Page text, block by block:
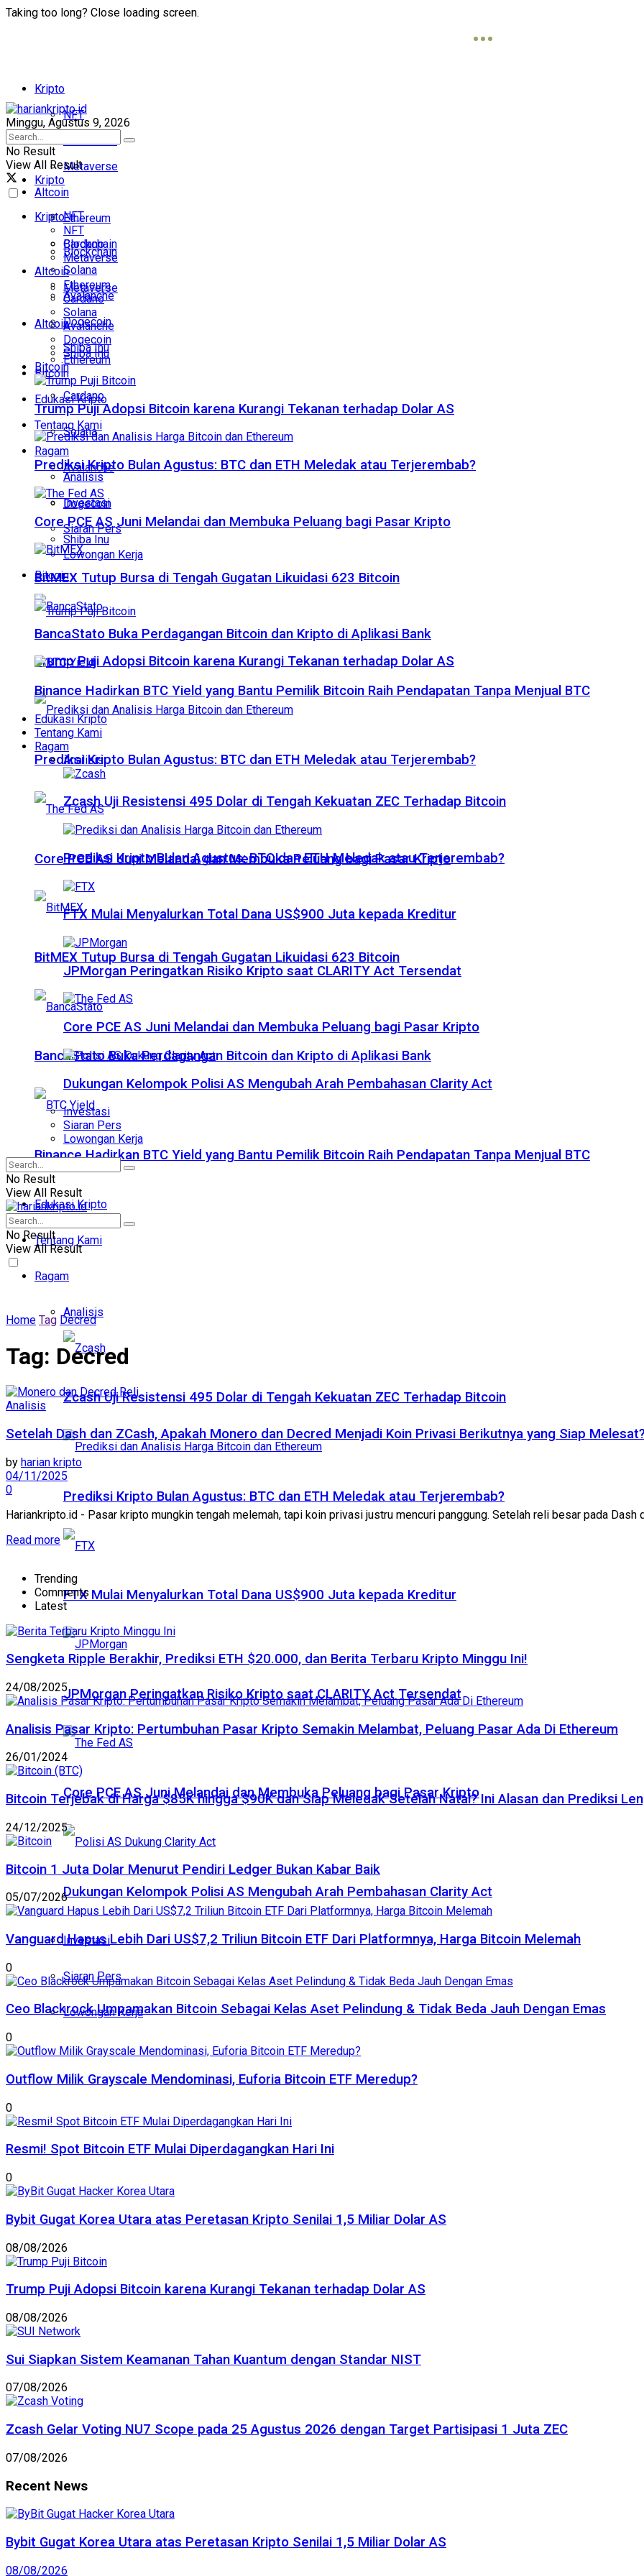
Taking too long? Close loading screen.
Kripto
NFT
Blockchain
Metaverse
Altcoin
Ethereum
Cardano
Solana
Avalanche
Dogecoin
Shiba Inu
Bitcoin
Edukasi Kripto
Tentang Kami
Ragam
Analisis
Investasi
Siaran Pers
Lowongan Kerja
Minggu, Agustus 9, 2026
No Result
View All Result
Kripto
NFT
Blockchain
Metaverse
Altcoin
Ethereum
Cardano
Solana
Avalanche
Dogecoin
Shiba Inu
Bitcoin
Trump Puji Adopsi Bitcoin karena Kurangi Tekanan terhadap Dolar AS
Prediksi Kripto Bulan Agustus: BTC dan ETH Meledak atau Terjerembab?
Core PCE AS Juni Melandai dan Membuka Peluang bagi Pasar Kripto
BitMEX Tutup Bursa di Tengah Gugatan Likuidasi 623 Bitcoin
BancaStato Buka Perdagangan Bitcoin dan Kripto di Aplikasi Bank
Binance Hadirkan BTC Yield yang Bantu Pemilik Bitcoin Raih Pendapatan Tanpa Menjual BTC
Edukasi Kripto
Tentang Kami
Ragam
Analisis
Zcash Uji Resistensi 495 Dolar di Tengah Kekuatan ZEC Terhadap Bitcoin
Prediksi Kripto Bulan Agustus: BTC dan ETH Meledak atau Terjerembab?
FTX Mulai Menyalurkan Total Dana US$900 Juta kepada Kreditur
JPMorgan Peringatkan Risiko Kripto saat CLARITY Act Tersendat
Core PCE AS Juni Melandai dan Membuka Peluang bagi Pasar Kripto
Dukungan Kelompok Polisi AS Mengubah Arah Pembahasan Clarity Act
Investasi
Siaran Pers
Lowongan Kerja
Kripto
NFT
Blockchain
Metaverse
Altcoin
Ethereum
Cardano
Solana
Avalanche
Dogecoin
Shiba Inu
Bitcoin
Trump Puji Adopsi Bitcoin karena Kurangi Tekanan terhadap Dolar AS
Prediksi Kripto Bulan Agustus: BTC dan ETH Meledak atau Terjerembab?
Core PCE AS Juni Melandai dan Membuka Peluang bagi Pasar Kripto
BitMEX Tutup Bursa di Tengah Gugatan Likuidasi 623 Bitcoin
BancaStato Buka Perdagangan Bitcoin dan Kripto di Aplikasi Bank
Binance Hadirkan BTC Yield yang Bantu Pemilik Bitcoin Raih Pendapatan Tanpa Menjual BTC
Edukasi Kripto
Tentang Kami
Ragam
Analisis
Zcash Uji Resistensi 495 Dolar di Tengah Kekuatan ZEC Terhadap Bitcoin
Prediksi Kripto Bulan Agustus: BTC dan ETH Meledak atau Terjerembab?
FTX Mulai Menyalurkan Total Dana US$900 Juta kepada Kreditur
JPMorgan Peringatkan Risiko Kripto saat CLARITY Act Tersendat
Core PCE AS Juni Melandai dan Membuka Peluang bagi Pasar Kripto
Dukungan Kelompok Polisi AS Mengubah Arah Pembahasan Clarity Act
Investasi
Siaran Pers
Lowongan Kerja
No Result
View All Result
No Result
View All Result
Home Tag Decred
Tag: Decred
Analisis
Setelah Dash dan ZCash, Apakah Monero dan Decred Menjadi Koin Privasi Berikutnya yang Siap
by harian kripto
04/11/2025
0
Hariankripto.id - Pasar kripto mungkin tengah melemah, tapi koin privasi justru mencuri panggung. Setelah reli besar pada Dash
Read more
Trending
Comments
Latest
Sengketa Ripple Berakhir, Prediksi ETH $20.000, dan Berita Terbaru Kripto Minggu Ini!
24/08/2025
Analisis Pasar Kripto: Pertumbuhan Pasar Kripto Semakin Melambat, Peluang Pasar Ada Di Ethereum
26/01/2024
Bitcoin Terjebak di Harga $85K hingga $90K dan Siap Meledak Setelah Natal? Ini Alasan dan Prediksi
24/12/2025
Bitcoin 1 Juta Dolar Menurut Pendiri Ledger Bukan Kabar Baik
05/07/2026
Vanguard Hapus Lebih Dari US$7,2 Triliun Bitcoin ETF Dari Platformnya, Harga Bitcoin Melemah
0
Ceo Blackrock Umpamakan Bitcoin Sebagai Kelas Aset Pelindung & Tidak Beda Jauh Dengan Emas
0
Outflow Milik Grayscale Mendominasi, Euforia Bitcoin ETF Meredup?
0
Resmi! Spot Bitcoin ETF Mulai Diperdagangkan Hari Ini
0
Bybit Gugat Korea Utara atas Peretasan Kripto Senilai 1,5 Miliar Dolar AS
08/08/2026
Trump Puji Adopsi Bitcoin karena Kurangi Tekanan terhadap Dolar AS
08/08/2026
Sui Siapkan Sistem Keamanan Tahan Kuantum dengan Standar NIST
07/08/2026
Zcash Gelar Voting NU7 Scope pada 25 Agustus 2026 dengan Target Partisipasi 1 Juta ZEC
07/08/2026
Recent News
Bybit Gugat Korea Utara atas Peretasan Kripto Senilai 1,5 Miliar Dolar AS
08/08/2026